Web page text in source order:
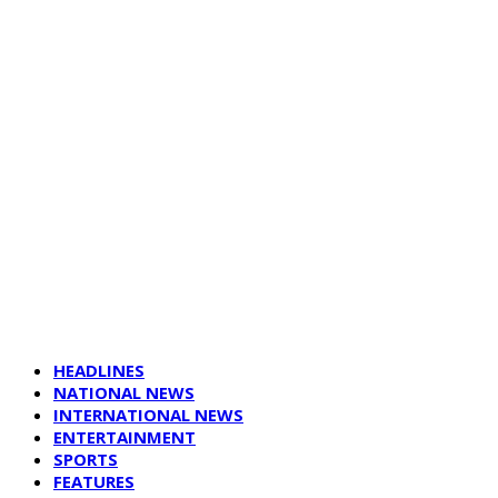
HEADLINES
NATIONAL NEWS
INTERNATIONAL NEWS
ENTERTAINMENT
SPORTS
FEATURES